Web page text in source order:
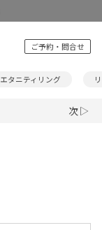
ご予約・問合せ
エタニティリング
次 ▷